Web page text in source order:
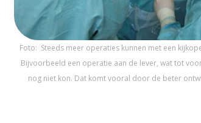
Foto: Steeds meer operaties kunnen met een
Bijvoorbeeld een operatie aan de lever, wat tot
nog niet kon. Dat komt vooral door de beter